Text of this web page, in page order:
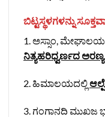
ಬಿಟ್ಟಸ್ಥಳಗಳನ್ನು
1. ಅಸ್ಸಾಂ,
ನಿತ್ಯಹರಿಧ್ವರ್ಣದ
2. ಹಿಮಾಲಯದಲ್ಲಿ
3. ಗಂಗಾನದಿ ಮುಖಜ